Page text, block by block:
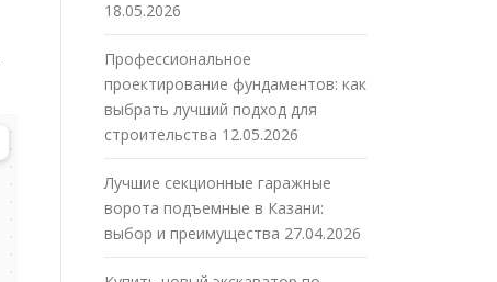
18.05.2026
Профессиональное
проектирование фундаментов: как
выбрать лучший подход для
строительства 12.05.2026
Лучшие секционные гаражные
ворота подъемные в Казани:
выбор и преимущества 27.04.2026